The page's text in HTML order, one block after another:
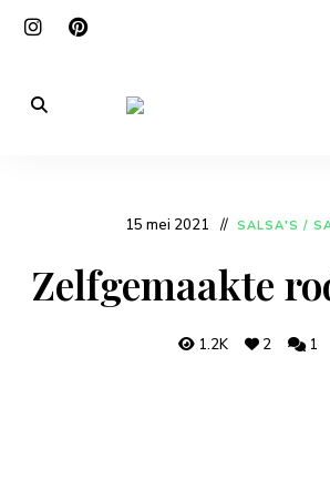
in
jouw
15 mei 2021 SALSA'S /
Zelfgemaakte
1.2K 2 1